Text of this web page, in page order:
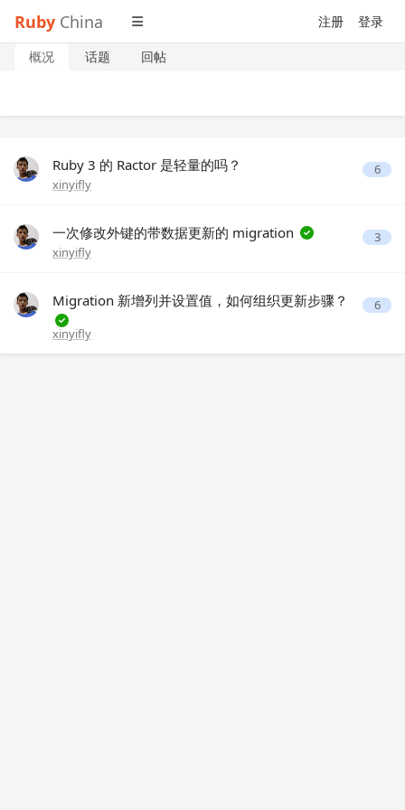
Ruby China 注册 登录
概况 话题 回帖
Ruby 3 的 Ractor 是轻量的吗？
xinyifly
6
一次修改外键的带数据更新的 migration
xinyifly
3
Migration 新增列并设置值，如何组织更新步骤？
xinyifly
6